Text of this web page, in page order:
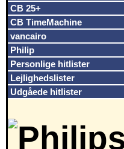
CB 25+
CB TimeMachine
vancairo
Philip
Personlige hitlister
Lejlighedslister
Udgåede hitlister